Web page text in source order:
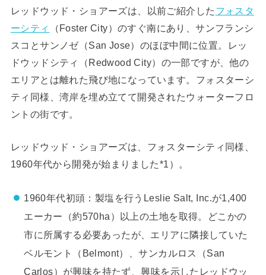
レッドウッド・ショアーズは、以前ご紹介した フォスタ
ーシティ
（Foster City）のすぐ南にあり、サンフランシ
スコとサンノゼ（San Jose）のほぼ中間に位置。レッ
ドウッドシティ（Redwood City）の一部ですが、他の
エリアとは離れた飛び地になっています。フォスターシ
ティ同様、湾岸を埋め立てて開発されたウォーターフロ
ントの街です。
レッドウッド・ショアーズは、フォスターシティ同様、
1960年代から開発が始まりました*1）。
1960年代初頭：製塩を行うLeslie Salt, Inc.が1,400
エーカー（約570ha）以上の土地を取得。どこかの
市に所属する必要あったが、エリアに隣接していた
ベルモント（Belmont）、サンカルロス（San
Carlos）が興味を持たず、興味を示したレッドウッ